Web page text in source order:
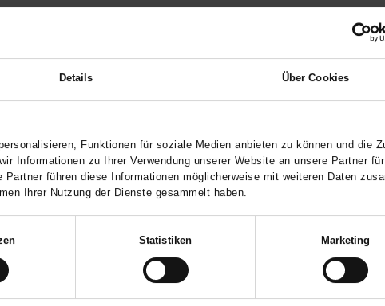
Details Über Cookies
Funktionen für soziale Medien anbieten zu können und die
Informationen zu Ihrer Verwendung unserer Website an unsere Partner für
führen diese Informationen möglicherweise mit weiteren Daten
Ihrer Nutzung der Dienste gesammelt haben.
Statistiken Marketing
Eine Probefahrt kann jederzeit durchgeführt werden. Bitte
Wunschauto zu erleichtern.
31 Standorten in NRW, Hessen und Rheinland-Pfalz sind wir
und Autohandel aus, wir sind sogar der älteste aktive
Bei uns finden Sie eine große Markenvielfalt, wo jeder fündig wird.
Jeep, KIA, MAXUS, Mazda, MG, MINI, Opel, Peugeot, Leapmotor und
verschiedenen Marken gibt es in Aachen, Betzdorf, Brilon, Brühl,
Montabaur, Schwalmstadt, Werdohl, Wetzlar und Wiesbaden.